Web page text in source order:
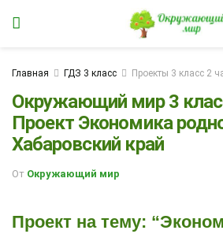
Главная ГДЗ 3 класс Проекты 3 класс 2
Окружающий мир 3
Проект Экономика
Хабаровский край
От Окружающий мир
Проект на тему: